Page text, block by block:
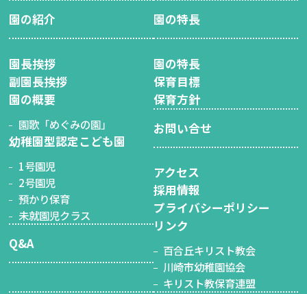
園の紹介
園長挨拶
副園長挨拶
園の概要
園歌「めぐみの園」
幼稚園型認定こども園
1号園児
2号園児
預かり保育
未就園児クラス
Q&A
園の特長
園の特長
保育目標
保育方針
お問い合せ
アクセス
採用情報
プライバシーポリシー
リンク
百合丘キリスト教会
川崎市幼稚園協会
キリスト教保育連盟